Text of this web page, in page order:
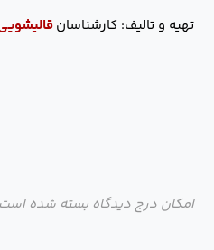
تهیه و تالیف: کارشناسان
امکان درج دیدگاه بسته شده است